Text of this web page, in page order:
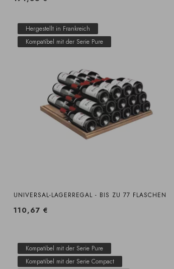
Hergestellt in Frankreich
Kompatibel mit der Serie Pure
UNIVERSAL-LAGERREGAL - BIS ZU 77 FLASCHEN
110,67 €
Kompatibel mit der Serie Pure
Kompatibel mit der Serie Compact